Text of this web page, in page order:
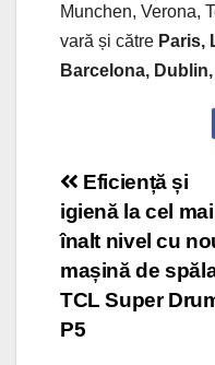
Munchen, Verona,
vară și către Paris,
Barcelona,
Post
Eficiență și
igienă la cel mai
înalt nivel cu
mașină de
TCL Super
P5